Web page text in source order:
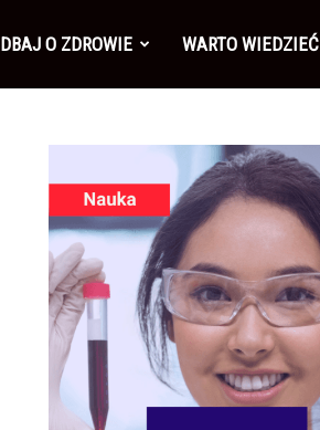
DBAJ O ZDROWIE WARTO WIEDZIEĆ